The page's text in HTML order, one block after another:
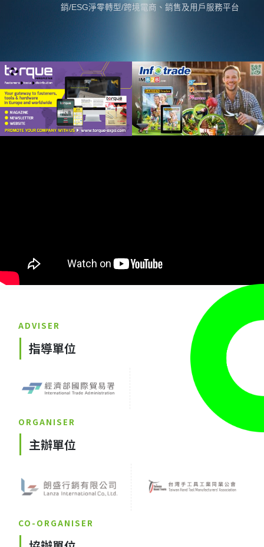
銷/ESG淨零轉型/跨境電商、銷售及用戶服務平台
ADVISER
指導單位
ORGANISER
主辦單位
CO-ORGANISER